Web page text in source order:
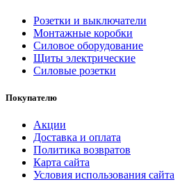
Розетки и выключатели
Монтажные коробки
Силовое оборудование
Щиты электрические
Силовые розетки
Покупателю
Акции
Доставка и оплата
Политика возвратов
Карта сайта
Условия использования сайта